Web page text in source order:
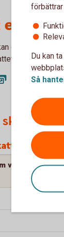
efter
du räkna ut vad
kronor
vid årets
Du kan
Så